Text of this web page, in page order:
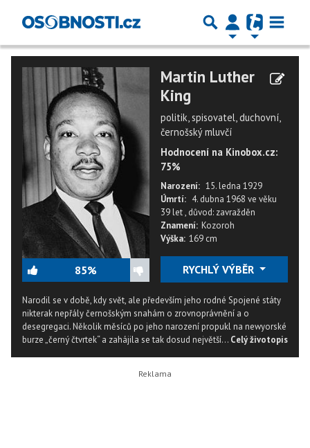
85%
Martin Luther
King
politik, spisovatel, duchovní,
černošský mluvčí
Hodnocení na Kinobox.cz:
75%
Narození: 15. ledna 1929
Úmrtí: 4. dubna 1968 ve věku
39 let, důvod: zavražděn
Znamení: Kozoroh
Výška: 169 cm
RYCHLÝ VÝBĚR
Narodil se v době, kdy svět, ale především jeho rodné Spojené státy
nikterak nepřály černošským snahám o zrovnoprávnění a o
desegregaci. Několik měsíců po jeho narození propukl na newyorské
burze „černý čtvrtek“ a zahájila se tak dosud největší... Celý životopis